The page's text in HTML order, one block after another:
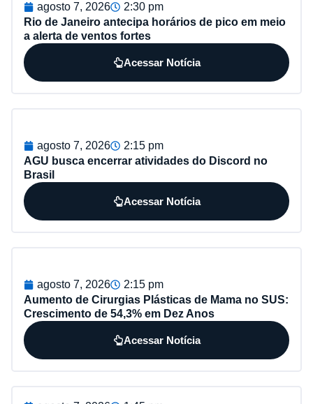
agosto 7, 2026
2:30 pm
Rio de Janeiro antecipa horários de pico em meio
a alerta de ventos fortes
Acessar Notícia
agosto 7, 2026
2:15 pm
AGU busca encerrar atividades do Discord no
Brasil
Acessar Notícia
agosto 7, 2026
2:15 pm
Aumento de Cirurgias Plásticas de Mama no SUS:
Crescimento de 54,3% em Dez Anos
Acessar Notícia